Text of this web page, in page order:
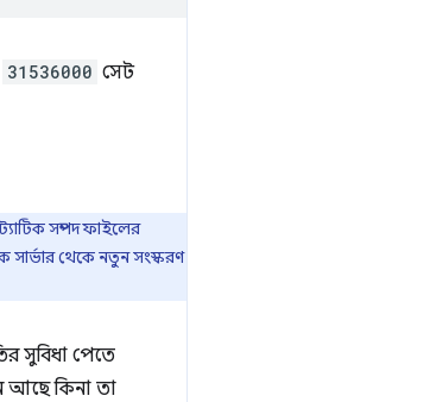
31536000 সেট
সম্পদ ফাইলের
সার্ভার থেকে নতুন সংস্করণ
সুবিধা পেতে
আছে কিনা তা